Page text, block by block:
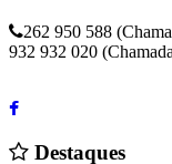
262 950 588
932 932 020
Destaques